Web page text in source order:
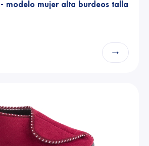
- modelo mujer alta burdeos talla
→